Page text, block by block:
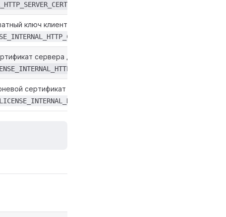
host.docker.internal.crt
ключ клиента для mTLS.
client.key
сервера для mTLS.
client.crt
сертификат для mTLS.
cert.crt